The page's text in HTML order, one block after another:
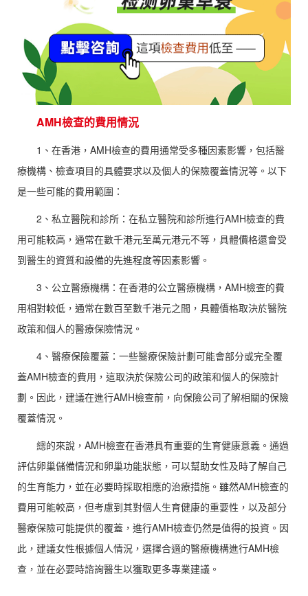
AMH檢查的費用情況
1、在香港，AMH檢查的費用通常受多種因素影響，包括醫
療機構、檢查項目的具體要求以及個人的保險覆蓋情況等。以下
是一些可能的費用範圍：
2、私立醫院和診所：在私立醫院和診所進行AMH檢查的費
用可能較高，通常在數千港元至萬元港元不等，具體價格還會受
到醫生的資質和設備的先進程度等因素影響。
3、公立醫療機構：在香港的公立醫療機構，AMH檢查的費
用相對較低，通常在數百至數千港元之間，具體價格取決於醫院
政策和個人的醫療保險情況。
4、醫療保險覆蓋：一些醫療保險計劃可能會部分或完全覆
蓋AMH檢查的費用，這取決於保險公司的政策和個人的保險計
劃。因此，建議在進行AMH檢查前，向保險公司了解相關的保險
覆蓋情況。
總的來說，AMH檢查在香港具有重要的生育健康意義。通過
評估卵巢儲備情況和卵巢功能狀態，可以幫助女性及時了解自己
的生育能力，並在必要時採取相應的治療措施。雖然AMH檢查的
費用可能較高，但考慮到其對個人生育健康的重要性，以及部分
醫療保險可能提供的覆蓋，進行AMH檢查仍然是值得的投資。因
此，建議女性根據個人情況，選擇合適的醫療機構進行AMH檢
查，並在必要時諮詢醫生以獲取更多專業建議。